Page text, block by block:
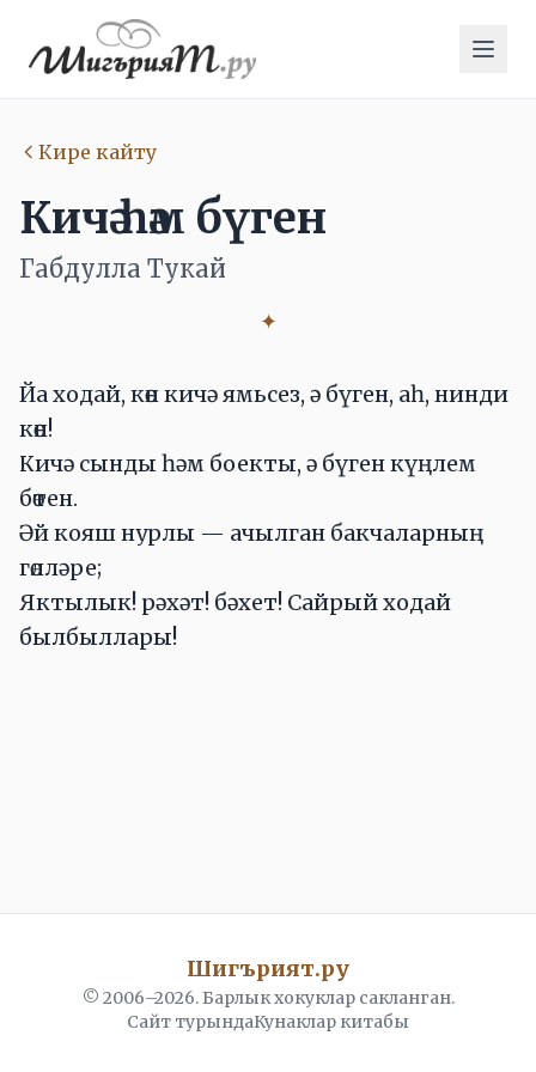
Кире кайту
Кичә һәм бүген
Габдулла Тукай
✦
Йа ходай, көн кичә ямьсез, ә бүген, аһ, нинди
көн!
Кичә сынды һәм боекты, ә бүген күңлем
бөтен.
Әй кояш нурлы — ачылган бакчаларның
гөлләре;
Яктылык! рәхәт! бәхет! Сайрый ходай
былбыллары!
Шигърият.ру
© 2006–2026. Барлык хокуклар сакланган.
Сайт турындаКунаклар китабы